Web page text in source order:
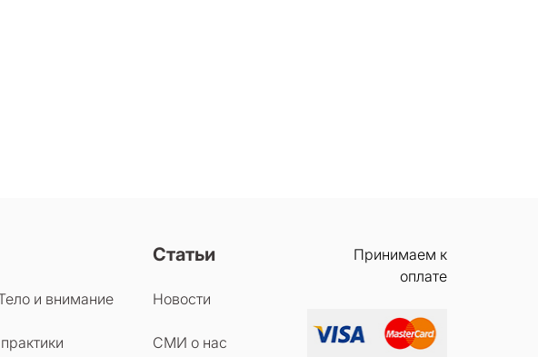
и внимание
Статьи
Новости
СМИ о нас
Принимаем к
оплате